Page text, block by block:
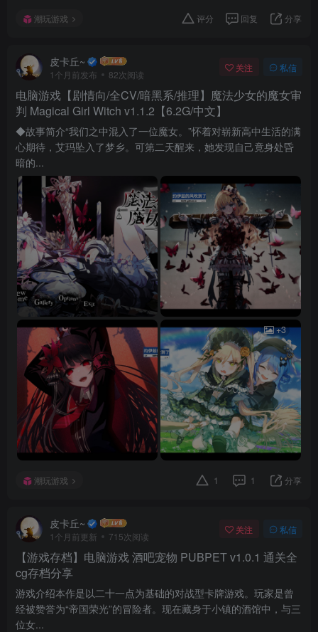
潮玩游戏 评分 回复 分享
皮卡丘~
1个月前发布 82次阅读
关注 私信
电脑游戏【剧情向/全CV/暗黑系/推理】魔法少女的魔女审
判 Magical Girl Witch v1.1.2【6.2G/中文】
◆故事简介“我们之中混入了一位魔女。”怀着对崭新高中生活的满
心期待，艾玛坠入了梦乡。可第二天醒来，她发现自己竟身处昏
暗的...
+3
潮玩游戏 1 1 分享
皮卡丘~
1个月前更新 715次阅读
关注 私信
【游戏存档】电脑游戏 酒吧宠物 PUBPET v1.0.1 通关全
cg存档分享
游戏介绍本作是以二十一点为基础的对战型卡牌游戏。玩家是曾
经被赞誉为“帝国荣光”的冒险者。现在藏身于小镇的酒馆中，与三
位女...